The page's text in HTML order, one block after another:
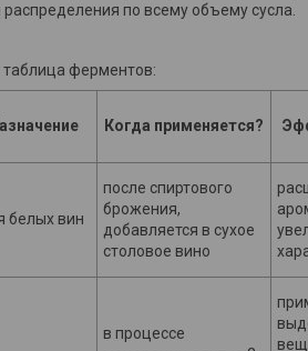
по всему объему сусла.
ферментов:
Когда применяется?
белых вин
после спиртового
брожения,
добавляется в сухое
столовое вино
в процессе